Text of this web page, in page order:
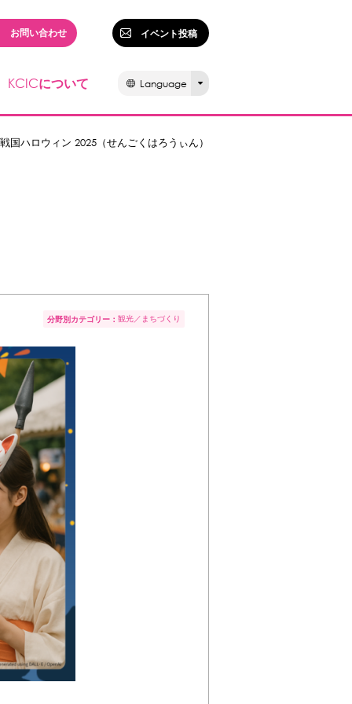
お問い合わせ イベント投稿
KCICについて Language
国ハロウィン 2025（せんごくはろうぃん）
分野別カテゴリー： 観光 まちづくり